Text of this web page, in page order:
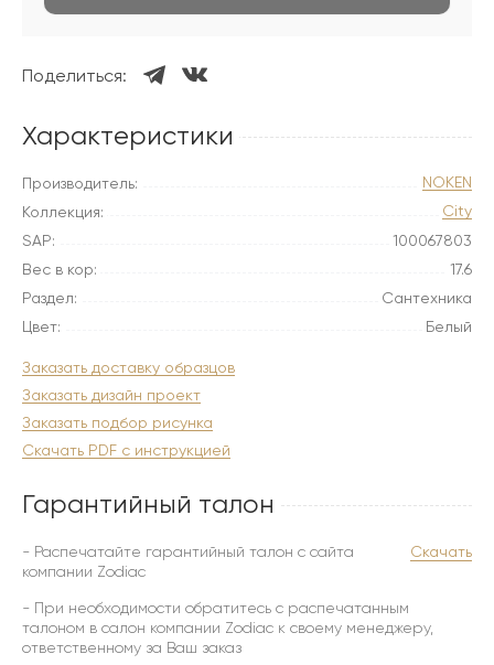
Поделиться:
Характеристики
Производитель:
NOKEN
Коллекция:
City
SAP:
100067803
Вес в кор:
17.6
Раздел:
Сантехника
Цвет:
Белый
Заказать доставку образцов
Заказать дизайн проект
Заказать подбор рисунка
Скачать PDF с инструкцией
Гарантийный талон
- Распечатайте гарантийный талон с сайта
компании Zodiac
Скачать
- При необходимости обратитесь с распечатанным
талоном в салон компании Zodiac к своему менеджеру,
ответственному за Ваш заказ